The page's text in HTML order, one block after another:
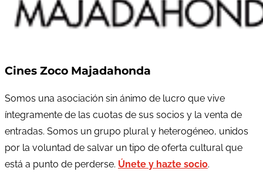
Cines Zoco Majadahonda
Somos una asociación sin ánimo de lucro que vive
íntegramente de las cuotas de sus socios y la venta de
entradas. Somos un grupo plural y heterogéneo, unidos
por la voluntad de salvar un tipo de oferta cultural que
está a punto de perderse. Únete y hazte socio.